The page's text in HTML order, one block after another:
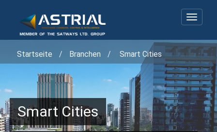
Startseite Branchen Smart Cities
Smart Cities